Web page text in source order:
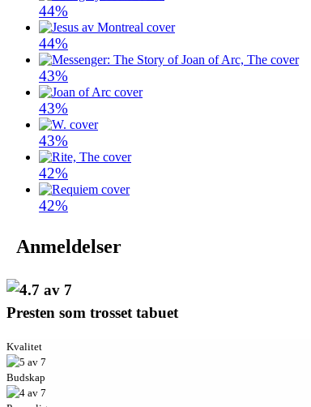
44%
44%
43%
43%
43%
42%
42%
Anmeldelser
Presten som trosset tabuet
Kvalitet
Budskap